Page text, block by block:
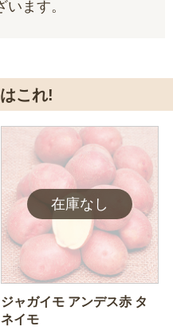
ます。
これ!
ジャガイモ アンデス赤 タ
ネイモ